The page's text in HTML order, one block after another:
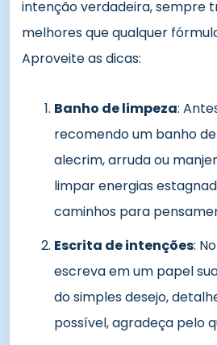
intenção verdadeira, sempre
melhores que qualquer
Aproveite as dicas:
Banho de limpeza:
recomendo um banho
alecrim, arruda ou
limpar energias
caminhos para
Escrita de intenções:
escreva em um papel
do simples desejo,
possível, agradeça pelo